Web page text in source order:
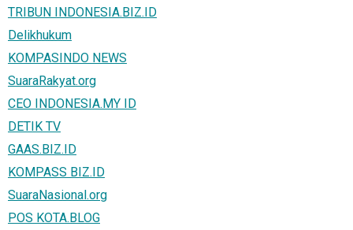
TRIBUN INDONESIA.BIZ.ID
Delikhukum
KOMPASINDO NEWS
SuaraRakyat.org
CEO INDONESIA.MY ID
DETIK TV
GAAS.BIZ.ID
KOMPASS BIZ.ID
SuaraNasional.org
POS KOTA.BLOG